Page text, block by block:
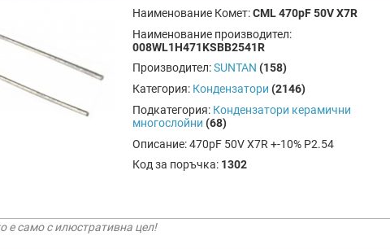
Наименование Комет:CML 470pF 50V X7R
Наименование производител:
008WL1H471KSBB2541R
Производител:SUNTAN (158)
Категория: Кондензатори (2146)
Подкатегория: Кондензатори керамични
многослойни (68)
Описание:470pF 50V X7R +-10% P2.54
Код за поръчка: 1302
е само с илюстративна цел!